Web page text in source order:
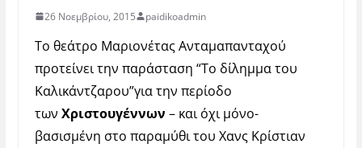
26 Νοεμβρίου, 2015 paidikoadmin
Το θεάτρο Μαριονέτας Ανταμαπανταχού
προτείνει την παράσταση “Το δίλημμα του
Καλικάντζαρου”για την περίοδο
των Χριστουγέννων – και όχι μόνο-
βασισμένη στο παραμύθι του Χανς Κρίστιαν